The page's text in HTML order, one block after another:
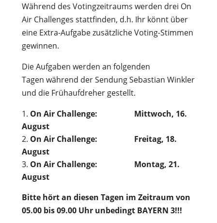
Während des Votingzeitraums werden drei On
Air Challenges stattfinden, d.h. Ihr könnt über
eine Extra-Aufgabe zusätzliche Voting-Stimmen
gewinnen.
Die Aufgaben werden an folgenden
Tagen während der Sendung Sebastian Winkler
und die Frühaufdreher gestellt.
On Air Challenge: Mittwoch, 16.
August
On Air Challenge: Freitag, 18.
August
On Air Challenge: Montag, 21.
August
Bitte hört an diesen Tagen im Zeitraum von
05.00 bis 09.00 Uhr unbedingt BAYERN 3!!!